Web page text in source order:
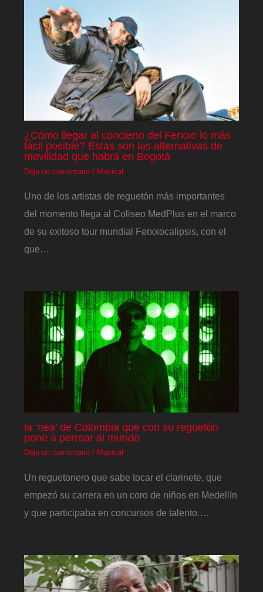
¿Cómo llegar al concierto del Ferxxo lo más
fácil posible? Estas son las alternativas de
movilidad que habrá en Bogotá
Deja un comentario / Musical
Uno de los artistas de reguetón más importantes
del momento llega al Coliseo MedPlus en el marco
de su exitoso tour mundial Ferxxocalipsis, con el
que…
la ‘nea’ de Colombia que con su reguetón
pone a perrear al mundo
Deja un comentario / Musical
Un reguetonero que sabe tocar el clarinete, que
empezó su carrera en un coro de niños en Medellín
y que participaba en concursos de talento.…